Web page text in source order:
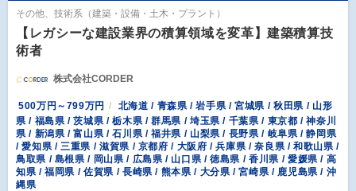
その他、技術系（建築・設備・土木・プラント）
【レガシーな建設業界の積算領域を変革】建築積算技
術者
株式会社CORDER
500万円～799万円
北海道 / 青森県 / 岩手県 / 宮城県 / 秋田県 / 山形
県 / 福島県 / 茨城県 / 栃木県 / 群馬県 / 埼玉県 / 千葉県 / 東京都 / 神奈川
県 / 新潟県 / 富山県 / 石川県 / 福井県 / 山梨県 / 長野県 / 岐阜県 / 静岡県
/ 愛知県 / 三重県 / 滋賀県 / 京都府 / 大阪府 / 兵庫県 / 奈良県 / 和歌山県 /
鳥取県 / 島根県 / 岡山県 / 広島県 / 山口県 / 徳島県 / 香川県 / 愛媛県 / 高
知県 / 福岡県 / 佐賀県 / 長崎県 / 熊本県 / 大分県 / 宮崎県 / 鹿児島県 / 沖
縄県